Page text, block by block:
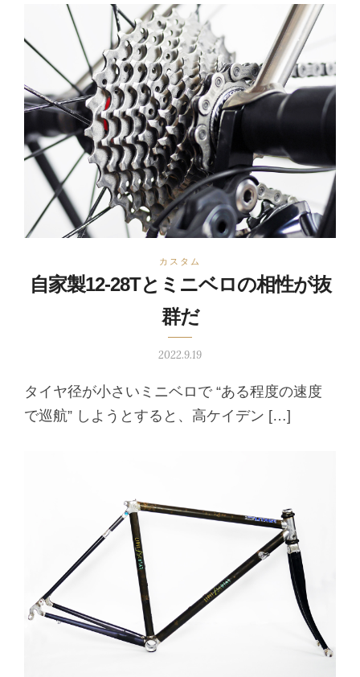
カスタム
自家製12-28Tとミニベロの相性が抜
群だ
2022.9.19
タイヤ径が小さいミニベロで “ある程度の速度
で巡航” しようとすると、高ケイデン […]